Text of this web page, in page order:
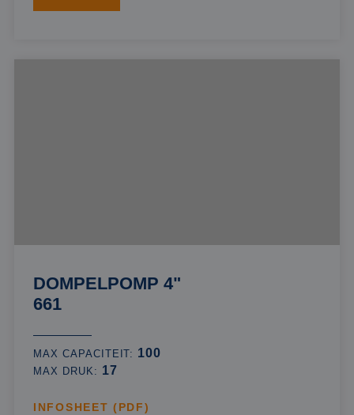
DOMPELPOMP 4"
661
MAX CAPACITEIT: 100
MAX DRUK: 17
INFOSHEET (PDF)